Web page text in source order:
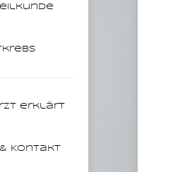
erklärt
Kontakt